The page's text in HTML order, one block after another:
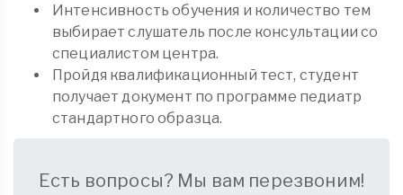
Интенсивность обучения и количество тем
выбирает слушатель после консультации со
специалистом центра.
Пройдя квалификационный тест, студент
получает документ по программе педиатр
стандартного образца.
Есть вопросы? Мы вам перезвоним!